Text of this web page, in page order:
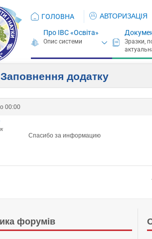
ГОЛОВНА АВТОРИЗАЦІЯ
Про ІВС «Освіта»
додатку
00:00
Спасибо за информацию
форумів